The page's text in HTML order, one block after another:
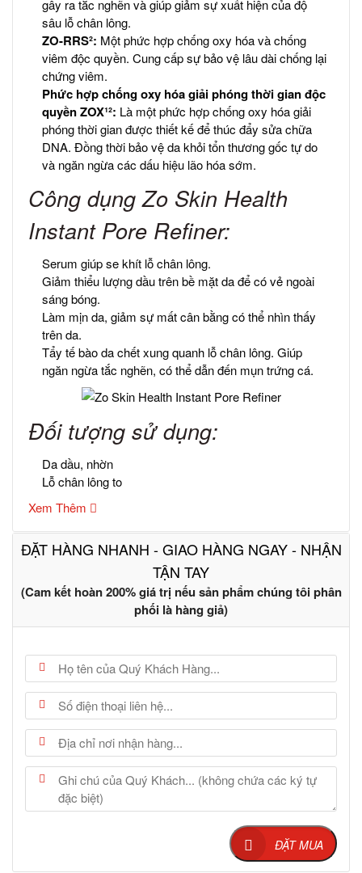
gây ra tắc nghẽn và giúp giảm sự xuất hiện của độ
sâu lỗ chân lông.
ZO-RRS²: Một phức hợp chống oxy hóa và chống
viêm độc quyền. Cung cấp sự bảo vệ lâu dài chống lại
chứng viêm.
Phức hợp chống oxy hóa giải phóng thời gian độc
quyền ZOX¹²: Là một phức hợp chống oxy hóa giải
phóng thời gian được thiết kế để thúc đẩy sửa chữa
DNA. Đồng thời bảo vệ da khỏi tổn thương gốc tự do
và ngăn ngừa các dấu hiệu lão hóa sớm.
Công dụng Zo Skin Health
Instant Pore Refiner:
Serum giúp se khít lỗ chân lông.
Giảm thiểu lượng dầu trên bề mặt da để có vẻ ngoài
sáng bóng.
Làm mịn da, giảm sự mất cân bằng có thể nhìn thấy
trên da.
Tẩy tế bào da chết xung quanh lỗ chân lông. Giúp
ngăn ngừa tắc nghẽn, có thể dẫn đến mụn trứng cá.
Đối tượng sử dụng:
Da dầu, nhờn
Lỗ chân lông to
Xem Thêm
ĐẶT HÀNG NHANH - GIAO HÀNG NGAY - NHẬN
TẬN TAY
(Cam kết hoàn 200% giá trị nếu sản phẩm chúng tôi phân
phối là hàng giả)
ĐẶT MUA